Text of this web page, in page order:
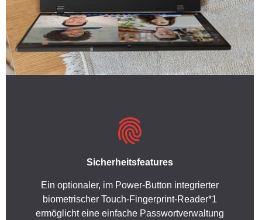
Sicherheitsfeatures
Ein optionaler, im Power-Button integrierter
biometrischer Touch-Fingerprint-Reader*1
ermöglicht eine einfache Passwortverwaltung